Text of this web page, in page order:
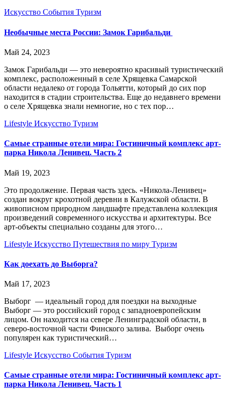
Искусство События Туризм
Необычные места России: Замок Гарибальди
Май 24, 2023
Замок Гарибальди — это невероятно красивый туристический
комплекс, расположенный в селе Хрящевка Самарской
области недалеко от города Тольятти, который до сих пор
находится в стадии строительства. Еще до недавнего времени
о селе Хрящевка знали немногие, но с тех пор…
Lifestyle Искусство Туризм
Самые странные отели мира: Гостиничный комплекс арт-
парка Никола Ленивец. Часть 2
Май 19, 2023
Это продолжение. Первая часть здесь. «Никола-Ленивец»
создан вокруг крохотной деревни в Калужской области. В
живописном природном ландшафте представлена коллекция
произведений современного искусства и архитектуры. Все
арт-объекты специально созданы для этого…
Lifestyle Искусство Путешествия по миру Туризм
Как доехать до Выборга?
Май 17, 2023
Выборг — идеальный город для поездки на выходные
Выборг — это российский город с западноевропейским
лицом. Он находится на севере Ленинградской области, в
северо-восточной части Финского залива. Выборг очень
популярен как туристический…
Lifestyle Искусство События Туризм
Самые странные отели мира: Гостиничный комплекс арт-
парка Никола Ленивец. Часть 1